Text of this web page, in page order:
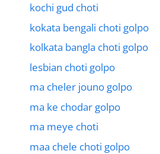
kochi gud choti
kokata bengali choti golpo
kolkata bangla choti golpo
lesbian choti golpo
ma cheler jouno golpo
ma ke chodar golpo
ma meye choti
maa chele choti golpo